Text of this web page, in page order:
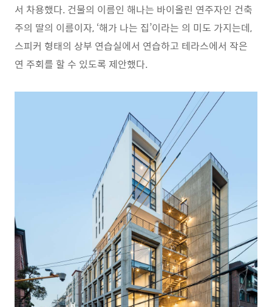
서 차용했다. 건물의 이름인 해나는 바이올린 연주자인 건축
주의 딸의 이름이자, ‘해가 나는 집’이라는 의 미도 가지는데,
스피커 형태의 상부 연습실에서 연습하고 테라스에서 작은
연 주회를 할 수 있도록 제안했다.